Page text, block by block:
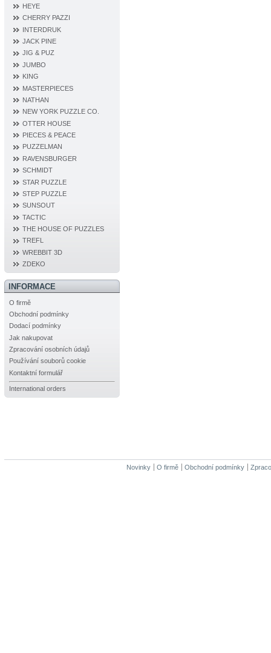
HEYE
CHERRY PAZZI
INTERDRUK
JACK PINE
JIG & PUZ
JUMBO
KING
MASTERPIECES
NATHAN
NEW YORK PUZZLE CO.
OTTER HOUSE
PIECES & PEACE
PUZZELMAN
RAVENSBURGER
SCHMIDT
STAR PUZZLE
STEP PUZZLE
SUNSOUT
TACTIC
THE HOUSE OF PUZZLES
TREFL
WREBBIT 3D
ZDEKO
INFORMACE
O firmě
Obchodní podmínky
Dodací podmínky
Jak nakupovat
Zpracování osobních údajů
Používání souborů cookie
Kontaktní formulář
International orders
Novinky O firmě Obchodní podmínky